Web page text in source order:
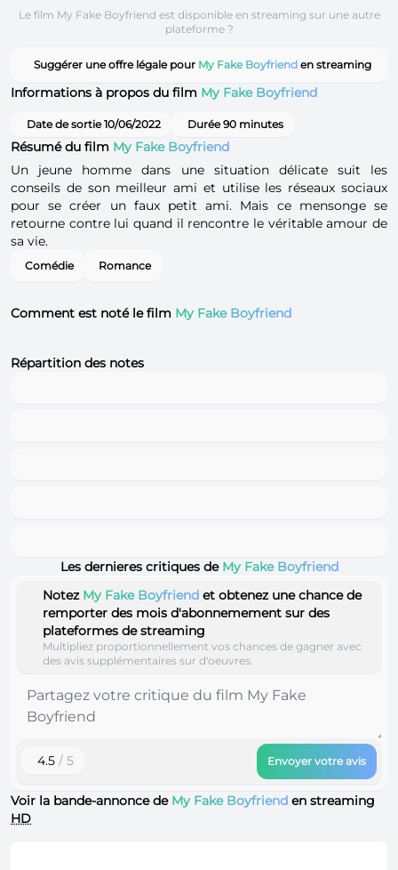
Le film My Fake Boyfriend est disponible en streaming sur une autre
plateforme ?
Suggérer une offre légale pour My Fake Boyfriend en streaming
Informations à propos du film My Fake Boyfriend
Date de sortie 10/06/2022 Durée 90 minutes
Résumé du film My Fake Boyfriend
Un jeune homme dans une situation délicate suit les
conseils de son meilleur ami et utilise les réseaux sociaux
pour se créer un faux petit ami. Mais ce mensonge se
retourne contre lui quand il rencontre le véritable amour de
sa vie.
Comédie Romance
Comment est noté le film My Fake Boyfriend
Répartition des notes
Les dernieres critiques de My Fake Boyfriend
Notez My Fake Boyfriend et obtenez une chance de
remporter des mois d'abonnemement sur des
plateformes de streaming
Multipliez proportionnellement vos chances de gagner avec
des avis supplémentaires sur d'oeuvres.
4.5 / 5 Envoyer votre avis
Voir la bande-annonce de My Fake Boyfriend en streaming
HD